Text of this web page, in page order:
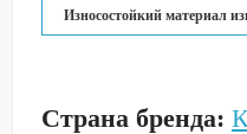
Износостойкий материал
Страна бренда: